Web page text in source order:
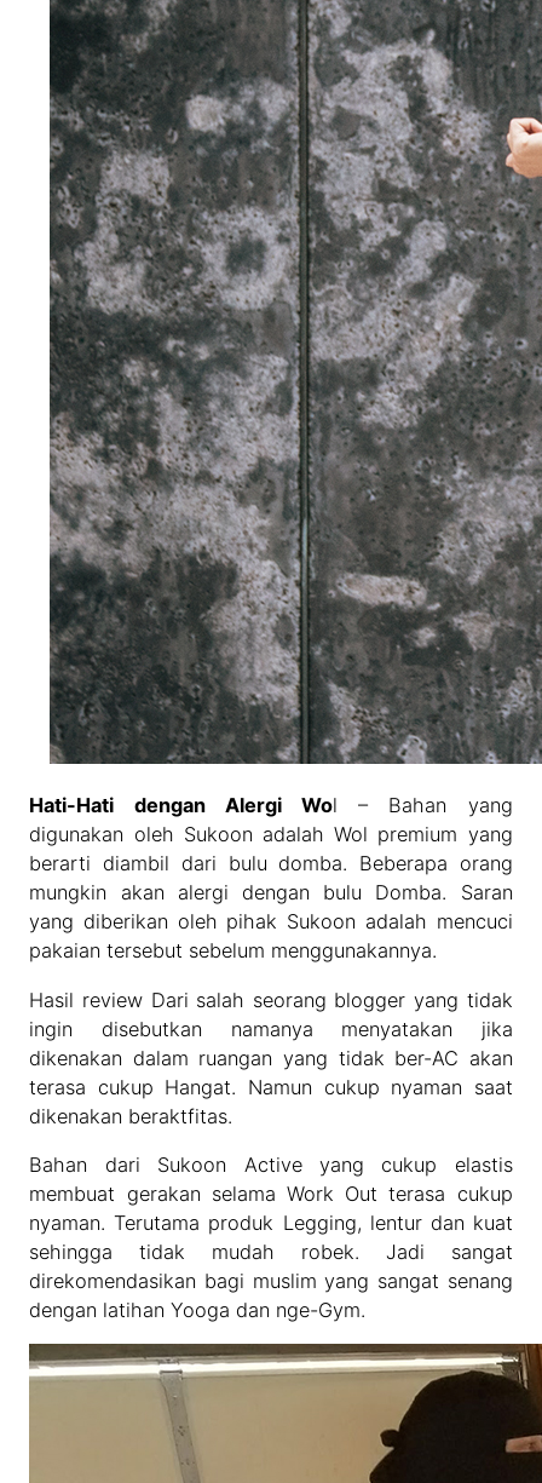
Hati-Hati dengan Alergi Wol – Bahan yang
digunakan oleh Sukoon adalah Wol premium yang
berarti diambil dari bulu domba. Beberapa orang
mungkin akan alergi dengan bulu Domba. Saran
yang diberikan oleh pihak Sukoon adalah mencuci
pakaian tersebut sebelum menggunakannya.
Hasil review Dari salah seorang blogger yang tidak
ingin disebutkan namanya menyatakan jika
dikenakan dalam ruangan yang tidak ber-AC akan
terasa cukup Hangat. Namun cukup nyaman saat
dikenakan beraktfitas.
Bahan dari Sukoon Active yang cukup elastis
membuat gerakan selama Work Out terasa cukup
nyaman. Terutama produk Legging, lentur dan kuat
sehingga tidak mudah robek. Jadi sangat
direkomendasikan bagi muslim yang sangat senang
dengan latihan Yooga dan nge-Gym.